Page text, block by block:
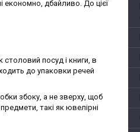
економно, дбайливо. До цієї
столовий посуд і книги, в
до упаковки речей
збоку, а не зверху, щоб
такі як ювелірні